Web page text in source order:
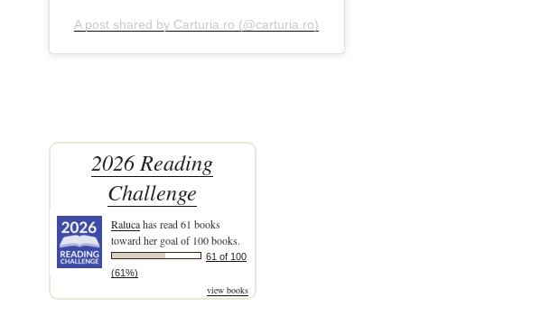
A post shared by Carturia.ro (@carturia.ro)
2026 Reading
Challenge
Ralucahas read 61 books
toward her goal of 100 books.
61 of 100
(61%)
view books